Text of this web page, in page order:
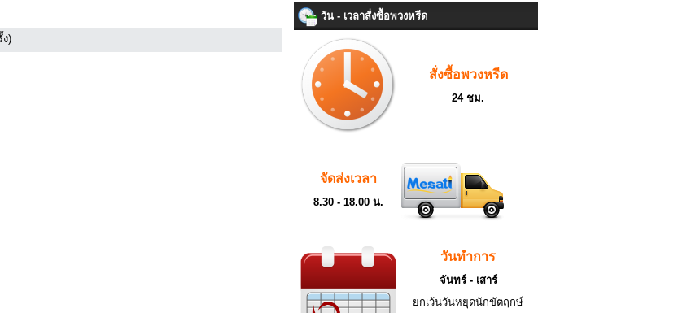
)
วัน - เวลาสั่งซื้อพวงหรีด
สั่งซื้อพวงหรีด
24 ชม.
จัดส่งเวลา
8.30 - 18.00 น.
วันทำการ
จันทร์ - เสาร์
ยกเว้นวันหยุดนักขัตฤกษ์